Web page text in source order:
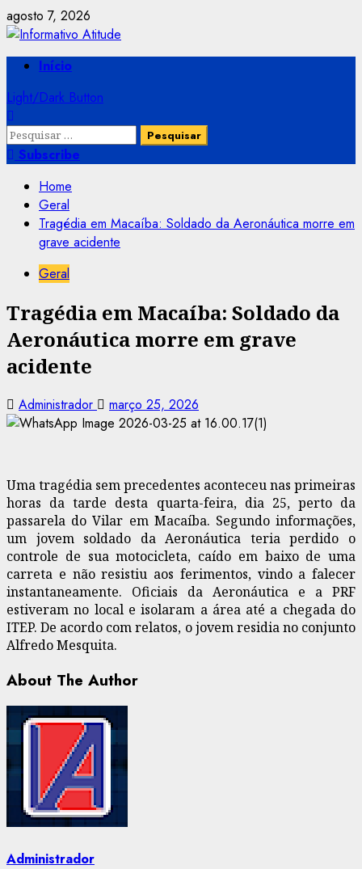
Skip
to
content
agosto 7, 2026
PrimaryInício
Light/Dark Button
Pesquisar
por:Subscribe
Home
Geral
Tragédia em Macaíba: Soldado da Aeronáutica morre em
grave acidente
Geral
Tragédia em Macaíba: Soldado da
Aeronáutica morre em grave
acidente
Administrador março 25, 2026
Uma tragédia sem precedentes aconteceu nas primeiras
horas da tarde desta quarta-feira, dia 25, perto da
passarela do Vilar em Macaíba. Segundo informações,
um jovem soldado da Aeronáutica teria perdido o
controle de sua motocicleta, caído em baixo de uma
carreta e não resistiu aos ferimentos, vindo a falecer
instantaneamente. Oficiais da Aeronáutica e a PRF
estiveram no local e isolaram a área até a chegada do
ITEP. De acordo com relatos, o jovem residia no conjunto
Alfredo Mesquita.
About The Author
Administrador